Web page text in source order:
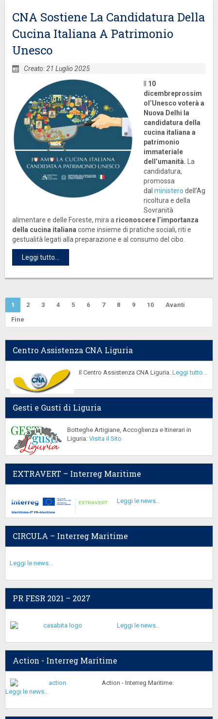
CNA Sostiene La Candidatura Della
Cucina Italiana A Patrimonio
Unesco
Creato: 21 Luglio 2025
10
dicembreprossim
o l’Unesco voterà a
Nuova Delhi la
candidatura della
cucina italiana a
patrimonio
immateriale
dell’umanità. La
candidatura,
promossa
dal ministero dell’Ag
ricoltura e della
Sovranità
alimentare e delle Foreste, mira a riconoscere l’importanza
della cucina italiana come insieme di pratiche sociali, riti e
gestualità legati alla preparazione e al consumo del cibo.
Leggi tutto...
1 2 3 4 5 6 7 8 9 10
Avanti
Fine
Centro Assistenza CNA Liguria
Il Centro Assistenza CNA Liguria. Leggi tutto...
Gesti e Gusti di Liguria
Botteghe Artigiane, Accoglienza e Itinerari in
Liguria: Visita il Sito
EXTRAVERT – Interreg Maritime
Leggi le news...
CIRCULA – Interreg Maritime
Leggi le news...
PR FESR 2021 – 2027
Leggi le news...
Action - Interreg Maritime
Action - Interreg Maritime.
Leggi le news...